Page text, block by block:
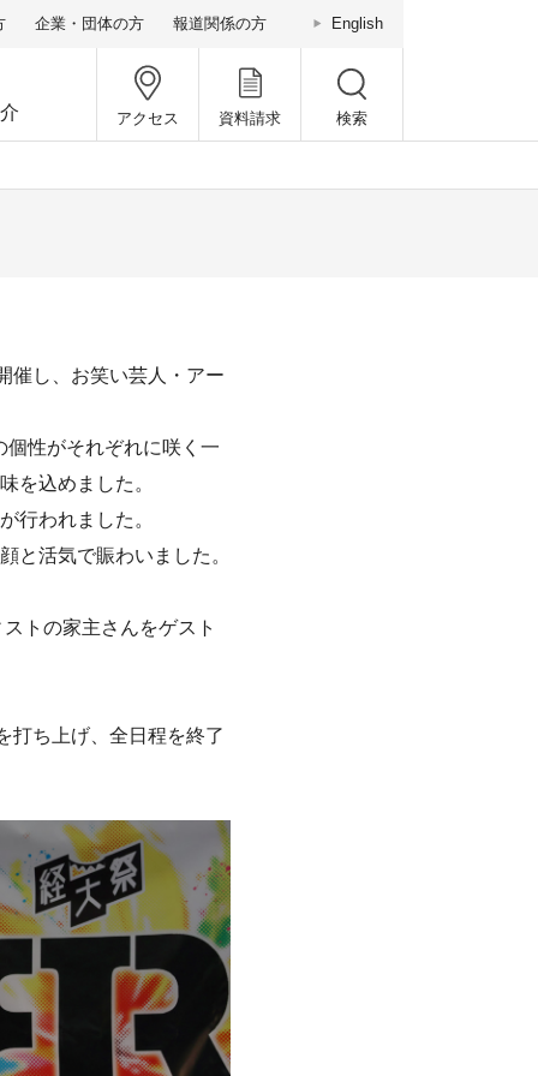
企業・団体の方 報道関係の方 English
アクセス 資料請求 検索
催し、お笑い芸人・アー
性がそれぞれに咲く一
を込めました。
行われました。
と活気で賑わいました。
トの家主さんをゲスト
打ち上げ、全日程を終了